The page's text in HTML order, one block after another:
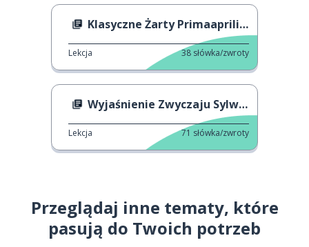
Klasyczne Żarty Primaaprilisowe
Lekcja 38 słówka/zwroty
Wyjaśnienie Zwyczaju Sylwestra
Lekcja 71 słówka/zwroty
Przeglądaj inne tematy, które
pasują do Twoich potrzeb